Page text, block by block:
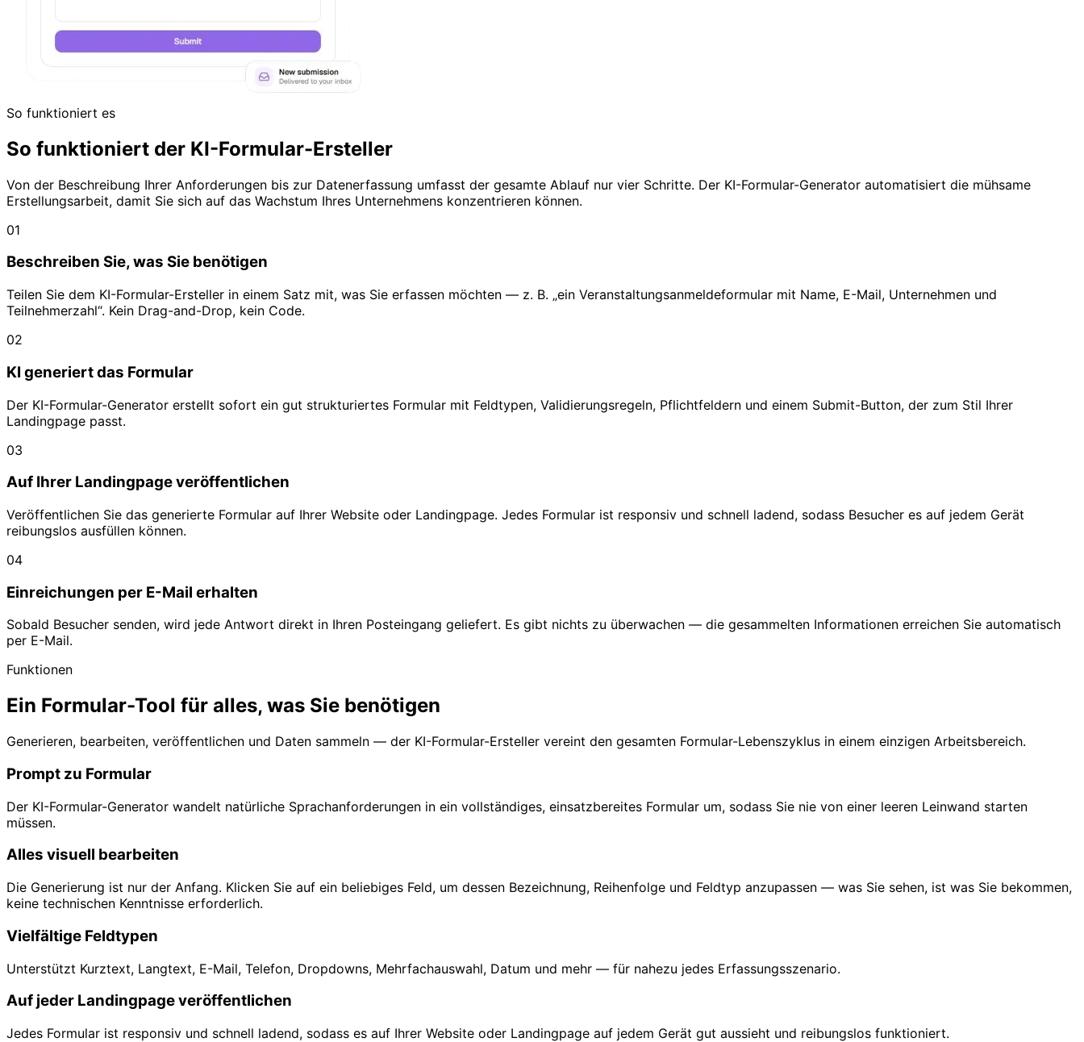
So funktioniert es
So funktioniert der KI-Formular-Ersteller
Von der Beschreibung Ihrer Anforderungen bis zur Datenerfassung umfasst der gesamte Ablauf nur vier Schritte. Der KI-Formular-Generator automatisiert die mühsame
Erstellungsarbeit, damit Sie sich auf das Wachstum Ihres Unternehmens konzentrieren können.
01
Beschreiben Sie, was Sie benötigen
Teilen Sie dem KI-Formular-Ersteller in einem Satz mit, was Sie erfassen möchten — z. B. „ein Veranstaltungsanmeldeformular mit Name, E-Mail, Unternehmen und
Teilnehmerzahl“. Kein Drag-and-Drop, kein Code.
02
KI generiert das Formular
Der KI-Formular-Generator erstellt sofort ein gut strukturiertes Formular mit Feldtypen, Validierungsregeln, Pflichtfeldern und einem Submit-Button, der zum Stil Ihrer
Landingpage passt.
03
Auf Ihrer Landingpage veröffentlichen
Veröffentlichen Sie das generierte Formular auf Ihrer Website oder Landingpage. Jedes Formular ist responsiv und schnell ladend, sodass Besucher es auf jedem Gerät
reibungslos ausfüllen können.
04
Einreichungen per E-Mail erhalten
Sobald Besucher senden, wird jede Antwort direkt in Ihren Posteingang geliefert. Es gibt nichts zu überwachen — die gesammelten Informationen erreichen Sie automatisch
per E-Mail.
Funktionen
Ein Formular-Tool für alles, was Sie benötigen
Generieren, bearbeiten, veröffentlichen und Daten sammeln — der KI-Formular-Ersteller vereint den gesamten Formular-Lebenszyklus in einem einzigen Arbeitsbereich.
Prompt zu Formular
Der KI-Formular-Generator wandelt natürliche Sprachanforderungen in ein vollständiges, einsatzbereites Formular um, sodass Sie nie von einer leeren Leinwand starten
müssen.
Alles visuell bearbeiten
Die Generierung ist nur der Anfang. Klicken Sie auf ein beliebiges Feld, um dessen Bezeichnung, Reihenfolge und Feldtyp anzupassen — was Sie sehen, ist was Sie bekommen,
keine technischen Kenntnisse erforderlich.
Vielfältige Feldtypen
Unterstützt Kurztext, Langtext, E-Mail, Telefon, Dropdowns, Mehrfachauswahl, Datum und mehr — für nahezu jedes Erfassungsszenario.
Auf jeder Landingpage veröffentlichen
Jedes Formular ist responsiv und schnell ladend, sodass es auf Ihrer Website oder Landingpage auf jedem Gerät gut aussieht und reibungslos funktioniert.